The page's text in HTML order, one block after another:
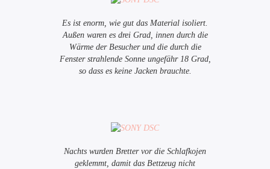
Es ist enorm, wie gut das Material isoliert.
Außen waren es drei Grad, innen durch die
Wärme der Besucher und die durch die
Fenster strahlende Sonne ungefähr 18 Grad,
so dass es keine Jacken brauchte.
Nachts wurden Bretter vor die Schlafkojen
geklemmt, damit das Bettzeug nicht